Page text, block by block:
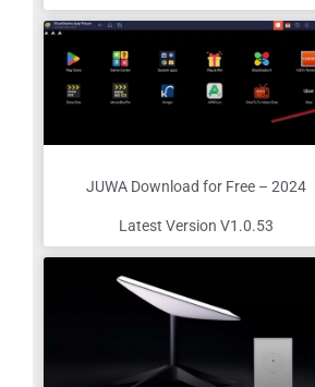
JUWA Download for Free – 2024
Latest Version V1.0.53